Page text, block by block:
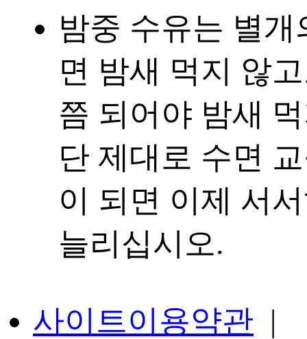
밤중 수유는 별
면 밤새 먹지 않
쯤 되어야 밤새
단 제대로 수면
이 되면 이제 서
늘리십시오.
사이트이용약관 |